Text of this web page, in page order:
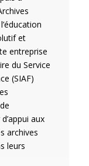
et
entreprise
du Service
(SIAF)
aux
archives
leurs